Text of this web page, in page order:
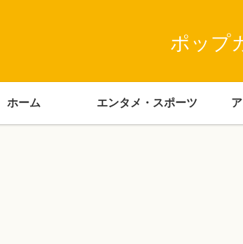
ポップ
ホーム エンタメ・スポーツ